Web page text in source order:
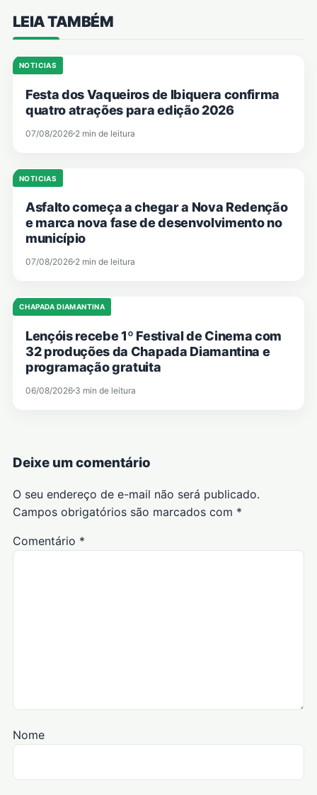
LEIA TAMBÉM
NOTICIAS
Festa dos Vaqueiros de Ibiquera confirma
quatro atrações para edição 2026
07/08/2026 2 min de leitura
NOTICIAS
Asfalto começa a chegar a Nova Redenção
e marca nova fase de desenvolvimento no
município
07/08/2026 2 min de leitura
CHAPADA DIAMANTINA
Lençóis recebe 1º Festival de Cinema com
32 produções da Chapada Diamantina e
programação gratuita
06/08/2026 3 min de leitura
Deixe um comentário
O seu endereço de e-mail não será publicado.
Campos obrigatórios são marcados com *
Comentário *
Nome